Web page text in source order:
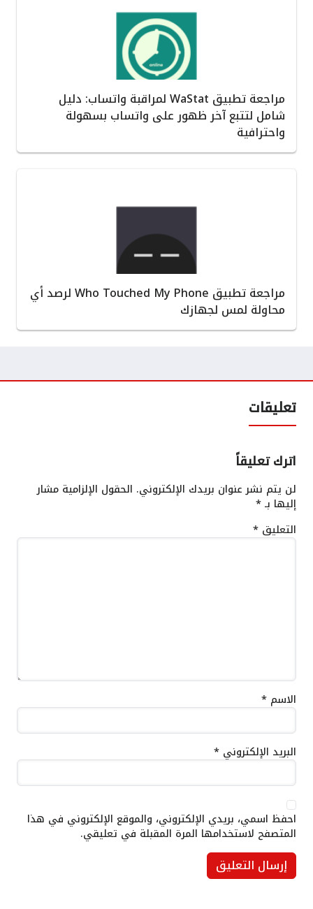
مراجعة تطبيق WaStat لمراقبة واتساب: دليل
شامل لتتبع آخر ظهور على واتساب بسهولة
واحترافية
مراجعة تطبيق Who Touched My Phone لرصد أي
محاولة لمس لجهازك
تعليقات
اترك تعليقاً
لن يتم نشر عنوان بريدك الإلكتروني. الحقول الإلزامية مشار
إليها بـ*
التعليق *
الاسم *
البريد الإلكتروني *
احفظ اسمي، بريدي الإلكتروني، والموقع الإلكتروني في هذا
المتصفح لاستخدامها المرة المقبلة في تعليقي.